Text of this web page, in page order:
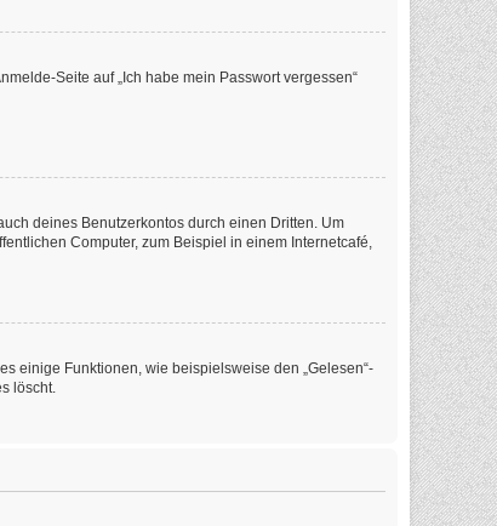
Seite auf „Ich habe mein Passwort vergessen“
deines Benutzerkontos durch einen Dritten. Um
Computer, zum Beispiel in einem Internetcafé,
einige Funktionen, wie beispielsweise den „Gelesen“-
löscht.